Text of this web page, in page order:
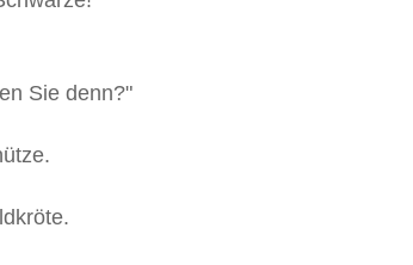
Sie denn?"